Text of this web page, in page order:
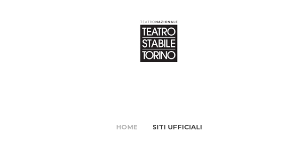
HOME SITI UFFICIALI